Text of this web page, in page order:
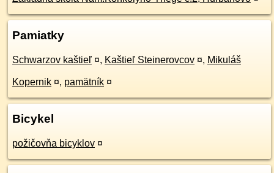
Pamiatky
Schwarzov kaštieľ ¤, Kaštieľ Steinerovcov ¤, Mikuláš
Kopernik ¤, pamätník ¤
Bicykel
požičovňa bicyklov ¤